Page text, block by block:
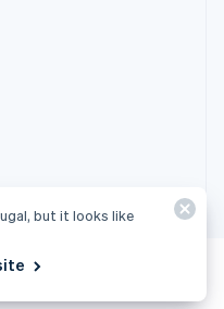
but it looks like